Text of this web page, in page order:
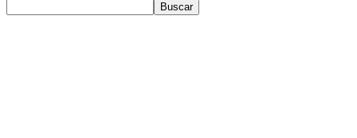
Buscar